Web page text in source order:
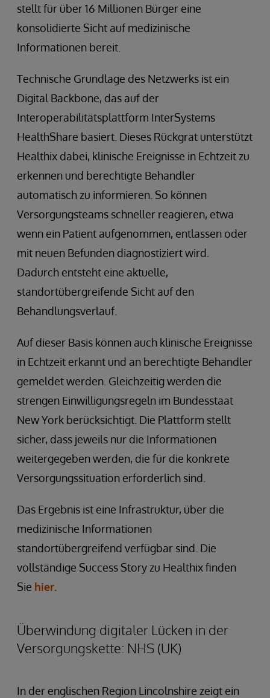
stellt für über 16 Millionen Bürger eine
konsolidierte Sicht auf medizinische
Informationen bereit.
Technische Grundlage des Netzwerks ist ein
Digital Backbone, das auf der
Interoperabilitätsplattform InterSystems
HealthShare basiert. Dieses Rückgrat unterstützt
Healthix dabei, klinische Ereignisse in Echtzeit zu
erkennen und berechtigte Behandler
automatisch zu informieren. So können
Versorgungsteams schneller reagieren, etwa
wenn ein Patient aufgenommen, entlassen oder
mit neuen Befunden diagnostiziert wird.
Dadurch entsteht eine aktuelle,
standortübergreifende Sicht auf den
Behandlungsverlauf.
Auf dieser Basis können auch klinische Ereignisse
in Echtzeit erkannt und an berechtigte Behandler
gemeldet werden. Gleichzeitig werden die
strengen Einwilligungsregeln im Bundesstaat
New York berücksichtigt. Die Plattform stellt
sicher, dass jeweils nur die Informationen
weitergegeben werden, die für die konkrete
Versorgungssituation erforderlich sind.
Das Ergebnis ist eine Infrastruktur, über die
medizinische Informationen
standortübergreifend verfügbar sind. Die
vollständige Success Story zu Healthix finden
Sie hier
Überwindung digitaler Lücken in der
Versorgungskette: NHS (UK)
In der englischen Region Lincolnshire zeigt ein